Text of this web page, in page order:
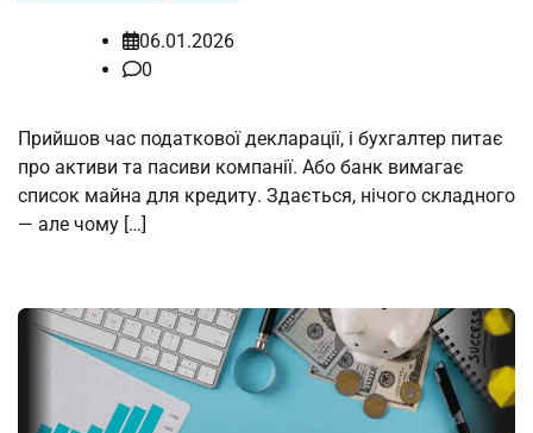
06.01.2026
0
Прийшов час податкової декларації, і бухгалтер питає
про активи та пасиви компанії. Або банк вимагає
список майна для кредиту. Здається, нічого складного
— але чому […]